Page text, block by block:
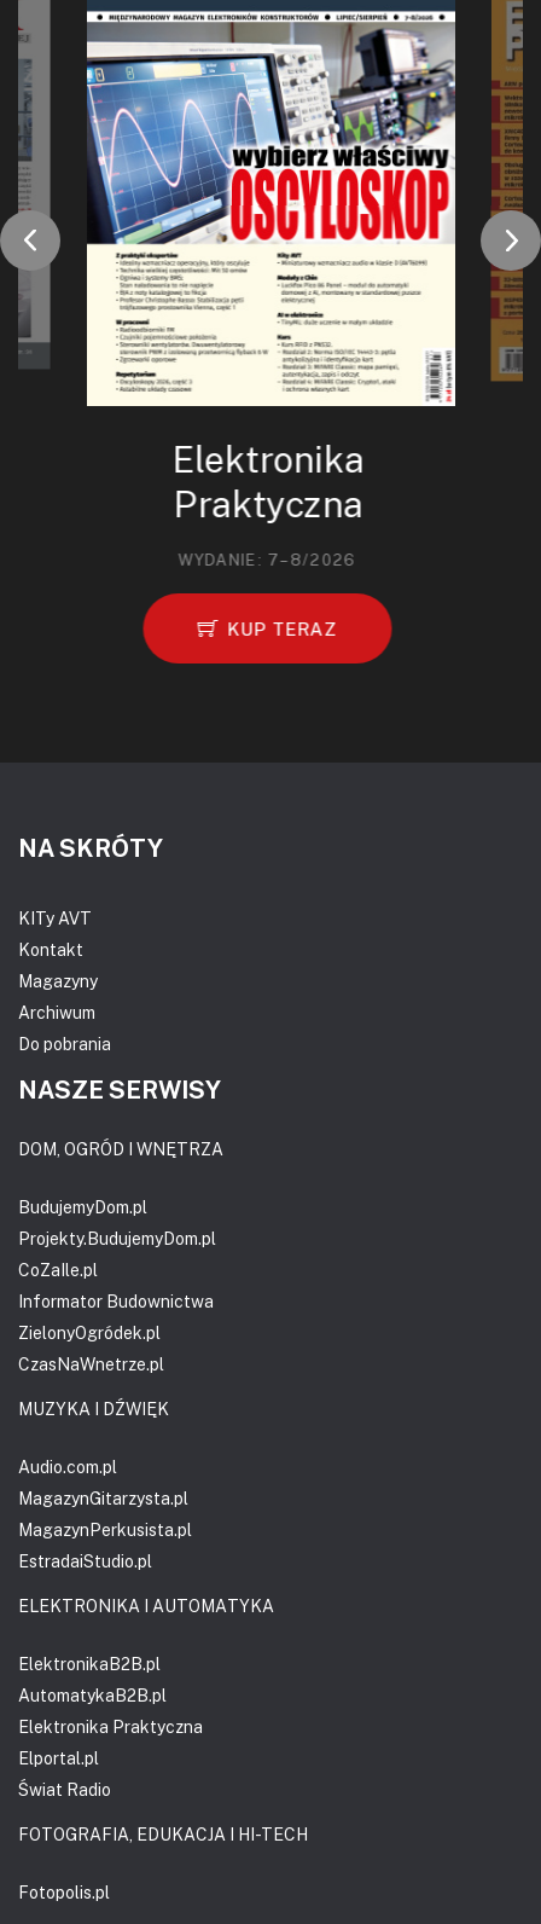
Elektronika
Praktyczna
WYDANIE: 7–8/2026
KUP TERAZ
NA SKRÓTY
KITy AVT
Kontakt
Magazyny
Archiwum
Do pobrania
NASZE SERWISY
DOM, OGRÓD I WNĘTRZA
BudujemyDom.pl
Projekty.BudujemyDom.pl
CoZaIle.pl
Informator Budownictwa
ZielonyOgródek.pl
CzasNaWnetrze.pl
MUZYKA I DŹWIĘK
Audio.com.pl
MagazynGitarzysta.pl
MagazynPerkusista.pl
EstradaiStudio.pl
ELEKTRONIKA I AUTOMATYKA
ElektronikaB2B.pl
AutomatykaB2B.pl
Elektronika Praktyczna
Elportal.pl
Świat Radio
FOTOGRAFIA, EDUKACJA I HI-TECH
Fotopolis.pl